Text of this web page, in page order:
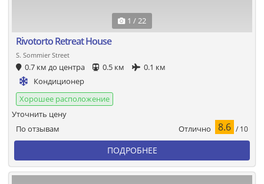
1 / 22
Rivotorto Retreat House
S. Sommier Street
0.7 км до центра 0.5 км
0.1 км
Кондиционер
Хорошее расположение
По отзывам Отлично 8.6 / 10
Уточнить цену
ПОДРОБНЕЕ